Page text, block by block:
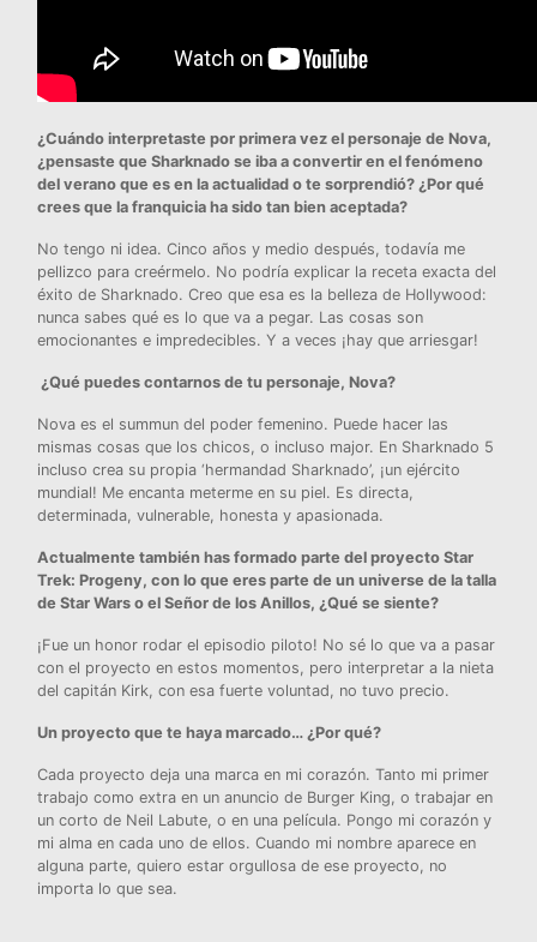
¿Cuándo interpretaste por primera vez el personaje de Nova,
¿pensaste que Sharknado se iba a convertir en el fenómeno
del verano que es en la actualidad o te sorprendió? ¿Por qué
crees que la franquicia ha sido tan bien aceptada?
No tengo ni idea. Cinco años y medio después, todavía me
pellizco para creérmelo. No podría explicar la receta exacta del
éxito de Sharknado. Creo que esa es la belleza de Hollywood:
nunca sabes qué es lo que va a pegar. Las cosas son
emocionantes e impredecibles. Y a veces ¡hay que arriesgar!
¿Qué puedes contarnos de tu personaje, Nova?
Nova es el summun del poder femenino. Puede hacer las
mismas cosas que los chicos, o incluso major. En Sharknado 5
incluso crea su propia ‘hermandad Sharknado’, ¡un ejército
mundial! Me encanta meterme en su piel. Es directa,
determinada, vulnerable, honesta y apasionada.
Actualmente también has formado parte del proyecto Star
Trek: Progeny, con lo que eres parte de un universe de la talla
de Star Wars o el Señor de los Anillos, ¿Qué se siente?
¡Fue un honor rodar el episodio piloto! No sé lo que va a pasar
con el proyecto en estos momentos, pero interpretar a la nieta
del capitán Kirk, con esa fuerte voluntad, no tuvo precio.
Un proyecto que te haya marcado… ¿Por qué?
Cada proyecto deja una marca en mi corazón. Tanto mi primer
trabajo como extra en un anuncio de Burger King, o trabajar en
un corto de Neil Labute, o en una película. Pongo mi corazón y
mi alma en cada uno de ellos. Cuando mi nombre aparece en
alguna parte, quiero estar orgullosa de ese proyecto, no
importa lo que sea.